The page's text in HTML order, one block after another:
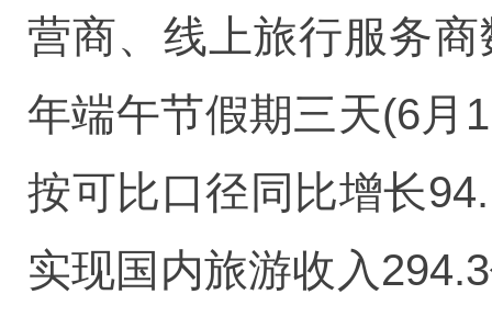
营商、线上旅行服务
年端午节假期三天(6月
按可比口径同比增长
实现国内旅游收入